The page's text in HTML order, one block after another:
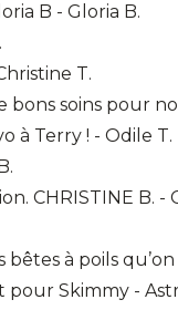
B - Gloria B.
T.
soins pour
à Terry ! - Odile T.
CHRISTINE B. -
à poils
Skimmy -